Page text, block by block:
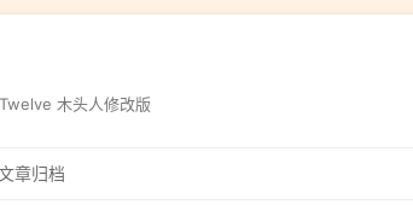
木头人修改版
章归档